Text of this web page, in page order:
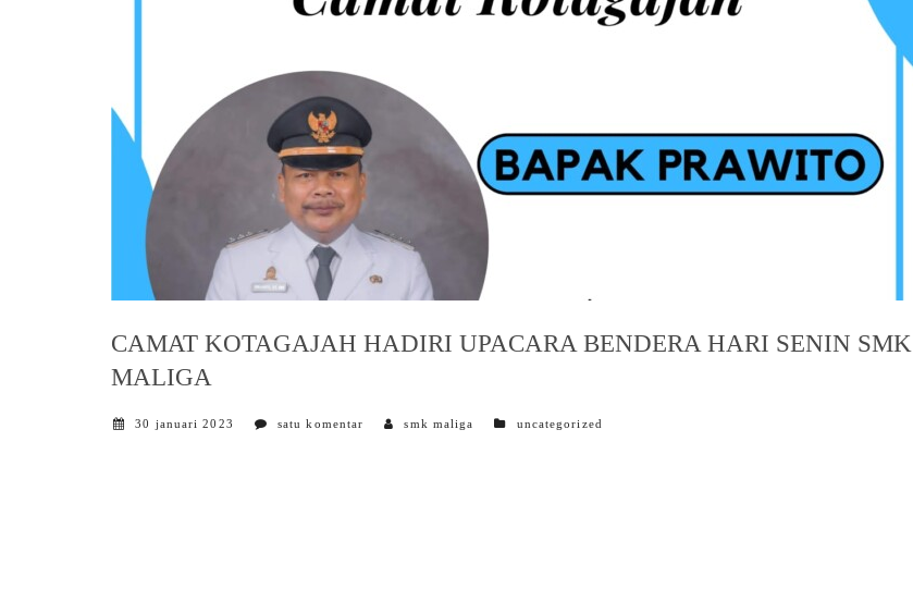
CAMAT KOTAGAJAH HADIRI UPACARA BENDERA HARI SENIN SMK
MALIGA
30 januari 2023 satu komentar smk maliga categories
uncategorized